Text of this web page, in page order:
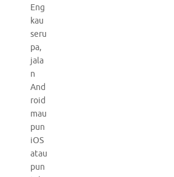
Eng
kau
seru
pa,
jala
n
And
roid
mau
pun
iOS
atau
pun